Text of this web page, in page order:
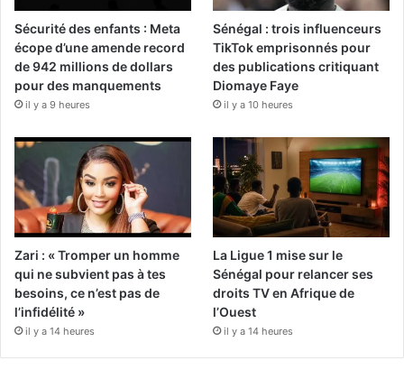
Sécurité des enfants : Meta
écope d’une amende record
de 942 millions de dollars
pour des manquements
il y a 9 heures
Sénégal : trois influenceurs
TikTok emprisonnés pour
des publications critiquant
Diomaye Faye
il y a 10 heures
Zari : « Tromper un homme
qui ne subvient pas à tes
besoins, ce n’est pas de
l’infidélité »
il y a 14 heures
La Ligue 1 mise sur le
Sénégal pour relancer ses
droits TV en Afrique de
l’Ouest
il y a 14 heures